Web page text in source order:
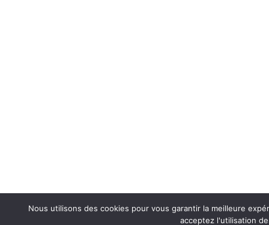
Nous utilisons des cookies pour vous garantir la meilleure
acceptez l'utilisation